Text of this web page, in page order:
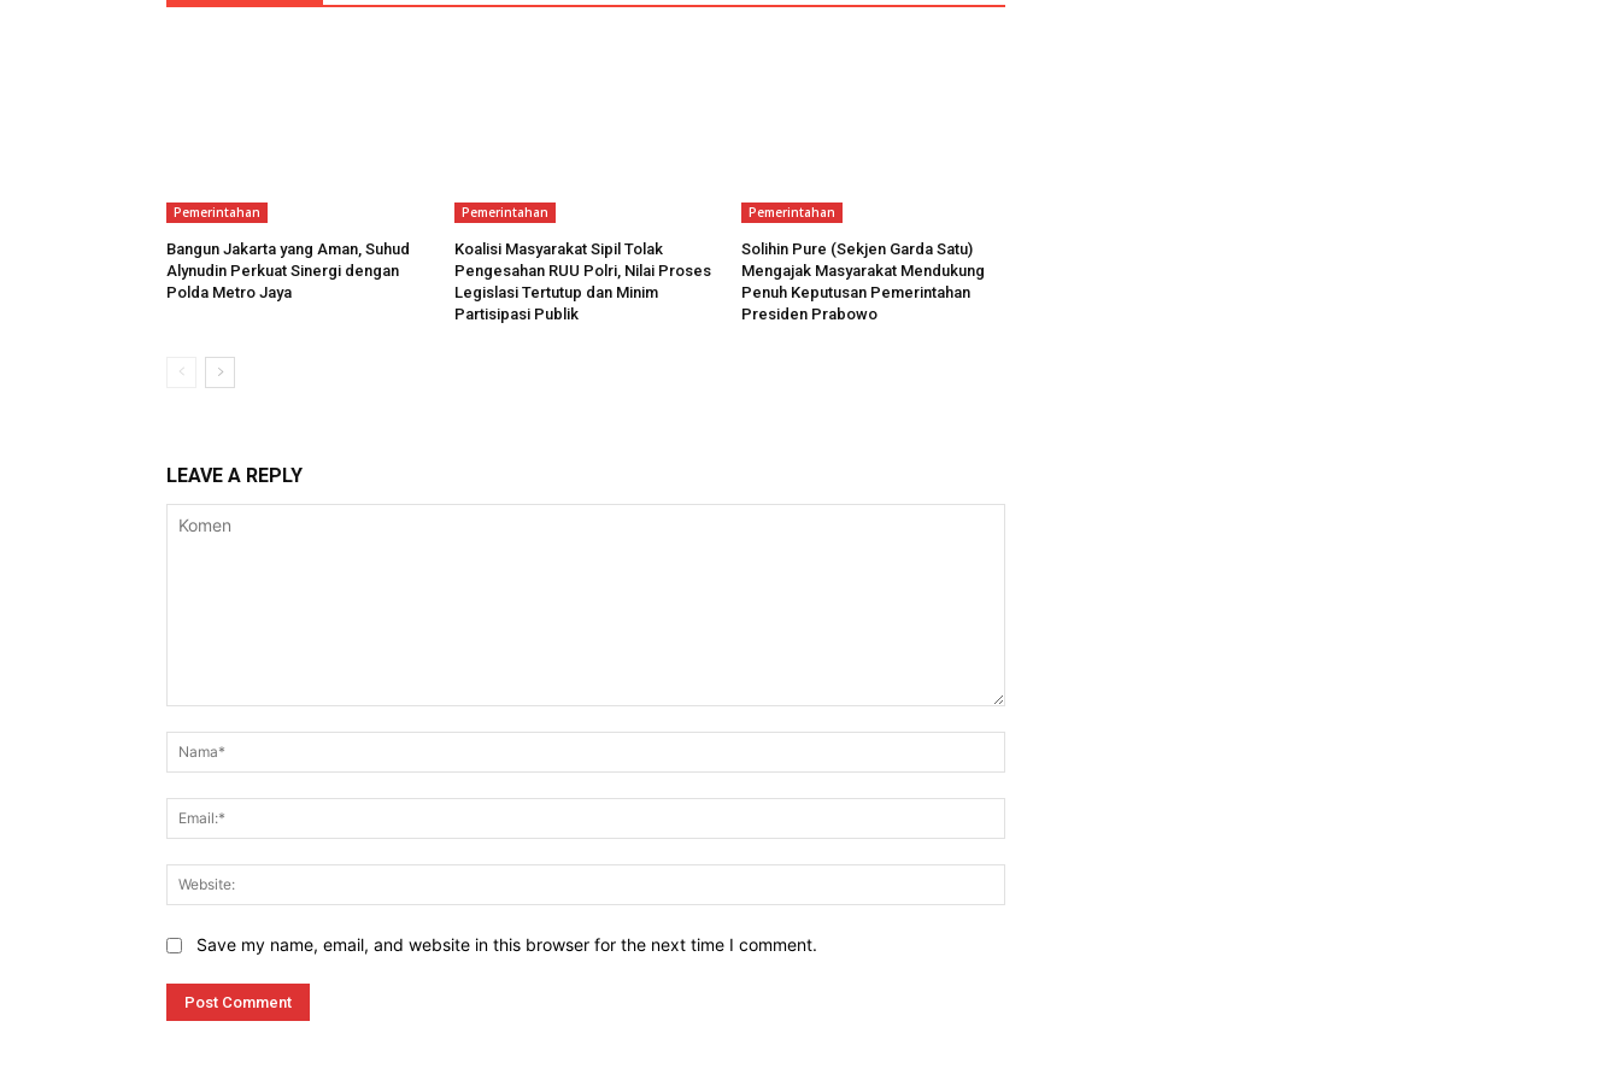
Pemerintahan
Bangun Jakarta yang Aman, Suhud
Alynudin Perkuat Sinergi dengan
Polda Metro Jaya
Pemerintahan
Koalisi Masyarakat Sipil Tolak
Pengesahan RUU Polri, Nilai Proses
Legislasi Tertutup dan Minim
Partisipasi Publik
Pemerintahan
Solihin Pure (Sekjen Garda Satu)
Mengajak Masyarakat Mendukung
Penuh Keputusan Pemerintahan
Presiden Prabowo
LEAVE A REPLY
Save my name, email, and website in this browser for the next time I comment.